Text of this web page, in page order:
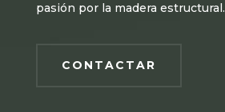
pasión por la madera estructural.
CONTACTAR